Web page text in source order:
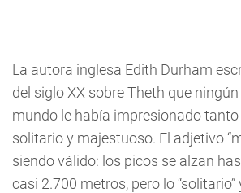
La autora inglesa Edith Durham
del siglo XX sobre Theth que
mundo le había impresionado
solitario y majestuoso. El adjetivo
siendo válido: los picos se alzan
casi 2.700 metros, pero lo “solitario”